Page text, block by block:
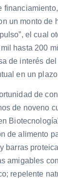
un monto de
el cual
hasta 200
de interés
en un
de
de noveno
de alimento
barras
amigables
repelente